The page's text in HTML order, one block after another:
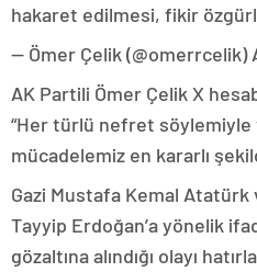
hakaret edilmesi, fikir
— Ömer Çelik (@omerrcelik)
AK Partili Ömer Çelik X
“Her türlü nefret
mücadelemiz en kararlı
Gazi Mustafa Kemal Atatürk
Tayyip Erdoğan’a yönelik
gözaltına alındığı olayı